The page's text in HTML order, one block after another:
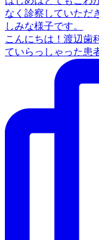
こんにちは！渡辺歯
ていらっしゃった患